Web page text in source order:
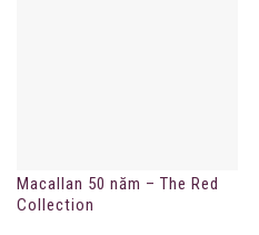
Macallan 50 năm – The Red
Collection